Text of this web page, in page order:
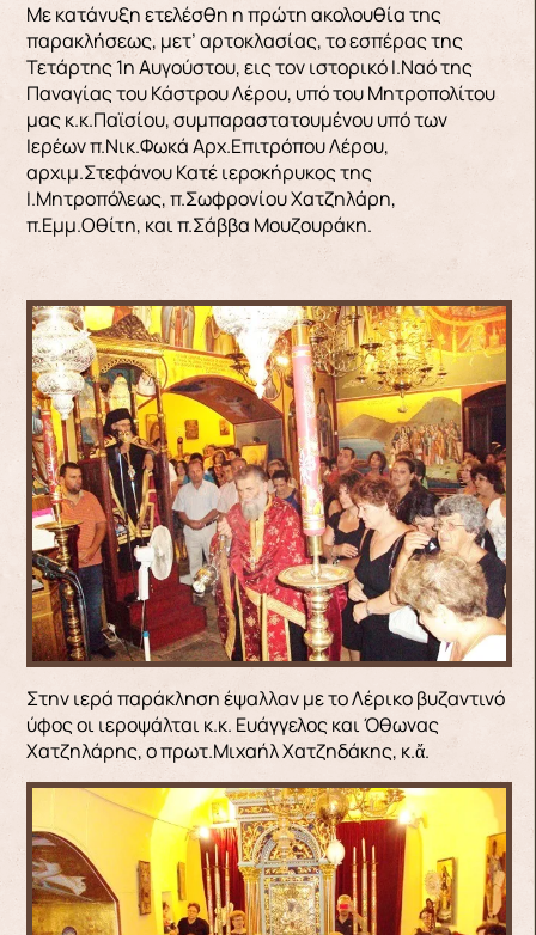
Με κατάνυξη ετελέσθη η πρώτη ακολουθία της
παρακλήσεως, μετ’ αρτοκλασίας, το εσπέρας της
Τετάρτης 1η Αυγούστου, εις τον ιστορικό Ι.Ναό της
Παναγίας του Κάστρου Λέρου, υπό του Μητροπολίτου
μας κ.κ.Παϊσίου, συμπαραστατουμένου υπό των
Ιερέων π.Νικ.Φωκά Αρχ.Επιτρόπου Λέρου,
αρχιμ.Στεφάνου Κατέ ιεροκήρυκος της
Ι.Μητροπόλεως, π.Σωφρονίου Χατζηλάρη,
π.Εμμ.Οθίτη, και π.Σάββα Μουζουράκη.
Στην ιερά παράκληση έψαλλαν με το Λέρικο βυζαντινό
ύφος οι ιεροψάλται κ.κ. Ευάγγελος και Όθωνας
Χατζηλάρης, ο πρωτ.Μιχαήλ Χατζηδάκης, κ.ἄ.